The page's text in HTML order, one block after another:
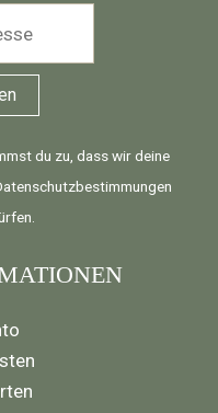
du zu, dass wir deine